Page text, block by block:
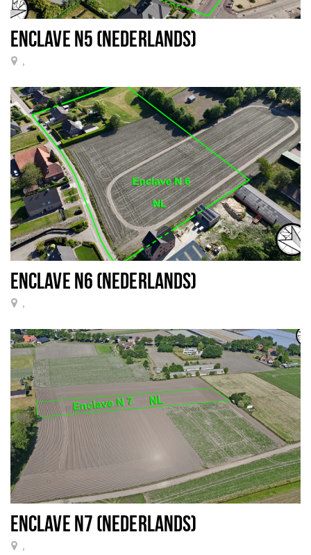
ENCLAVE N5 (NEDERLANDS)
,
ENCLAVE N6 (NEDERLANDS)
,
ENCLAVE N7 (NEDERLANDS)
,